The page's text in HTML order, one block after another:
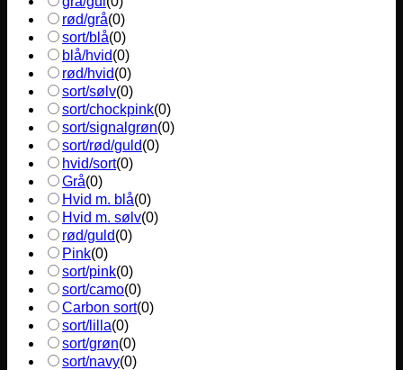
rød/grå(0)
sort/blå(0)
blå/hvid(0)
rød/hvid(0)
sort/sølv(0)
sort/chockpink(0)
sort/signalgrøn(0)
sort/rød/guld(0)
hvid/sort(0)
Grå(0)
Hvid m. blå(0)
Hvid m. sølv(0)
rød/guld(0)
Pink(0)
sort/pink(0)
sort/camo(0)
Carbon sort(0)
sort/lilla(0)
sort/grøn(0)
sort/navy(0)